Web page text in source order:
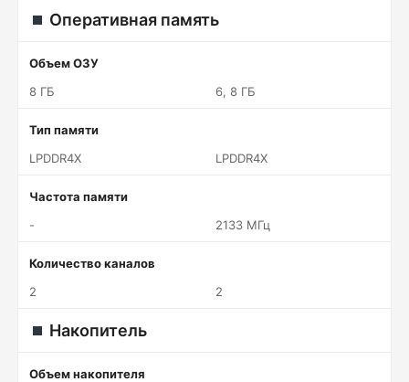
Оперативная память
Объем ОЗУ
8 ГБ
6, 8 ГБ
Тип памяти
LPDDR4X
LPDDR4X
Частота памяти
-
2133 МГц
Количество каналов
2
2
Накопитель
Объем накопителя